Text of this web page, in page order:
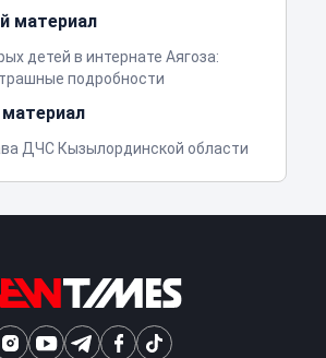
материал
детей в интернате Аягоза:
подробности
ДЧС Кызылординской области